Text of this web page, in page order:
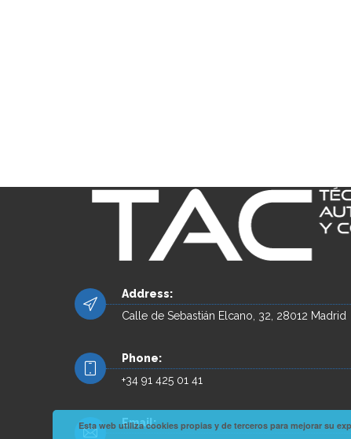
Address:
Calle de Sebastián Elcano, 32, 28012 Madrid
Phone:
+34 91 425 01 41
Email:
Esta web utiliza cookies propias y de terceros para mejorar su